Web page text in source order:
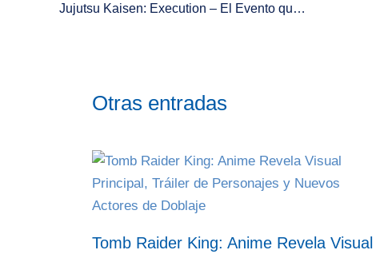
Jujutsu Kaisen: Execution – El Evento que No Te Puedes Perder
Otras entradas
Tomb Raider King: Anime Revela Visual